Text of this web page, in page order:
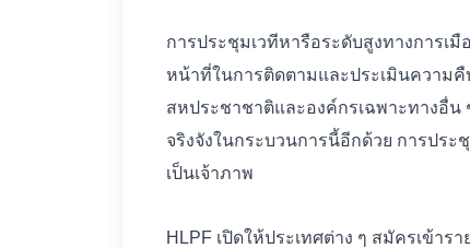
การประชุมเวทีหารือระดับสูงทางการเ
หน้าที่ในการติดตามและประเมินความคื
สหประชาชาติและองค์กรเฉพาะทางอื่น
จริงจังในกระบวนการนี้อีกด้วย การปร
เป็นเจ้าภาพ
HLPF เปิดให้ประเทศต่าง ๆ สมัครเข้า